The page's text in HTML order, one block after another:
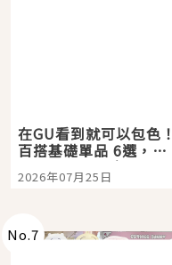
在GU看到就可以包色！
百搭基礎單品 6選，閉
眼全收也不心疼
2026年07月25日
No.7